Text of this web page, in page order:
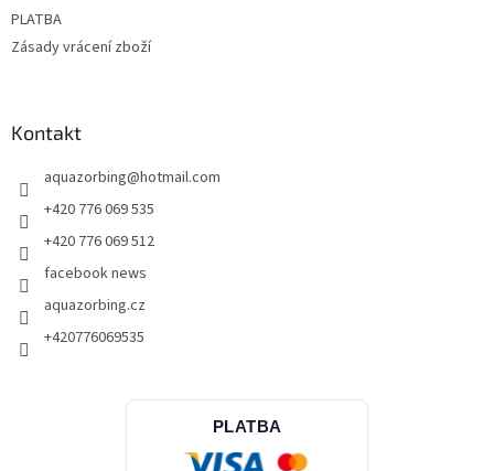
PLATBA
Zásady vrácení zboží
Kontakt
aquazorbing@hotmail.com
+420 776 069 535
+420 776 069 512
facebook news
aquazorbing.cz
+420776069535
PLATBA